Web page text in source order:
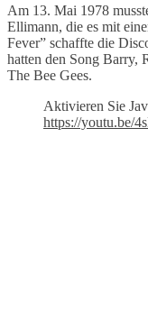
Am 13. Mai 1978
Ellimann, die es mit
Fever” schaffte die
hatten den Song Barry,
The Bee Gees.
Aktivieren Sie
https://youtu.be/